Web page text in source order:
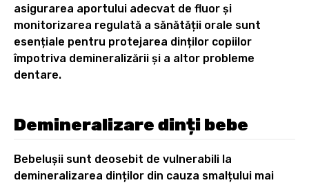
asigurarea aportului adecvat de fluor și
monitorizarea regulată a sănătății orale sunt
esențiale pentru protejarea dinților copiilor
împotriva demineralizării și a altor probleme
dentare.
Demineralizare dinți bebe
Bebelușii sunt deosebit de vulnerabili la
demineralizarea dinților din cauza smalțului mai